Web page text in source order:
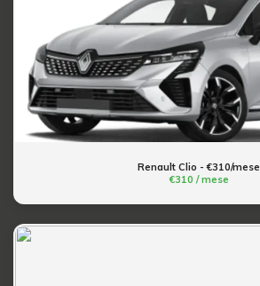
Renault Clio - €310/mese
€310 / mese